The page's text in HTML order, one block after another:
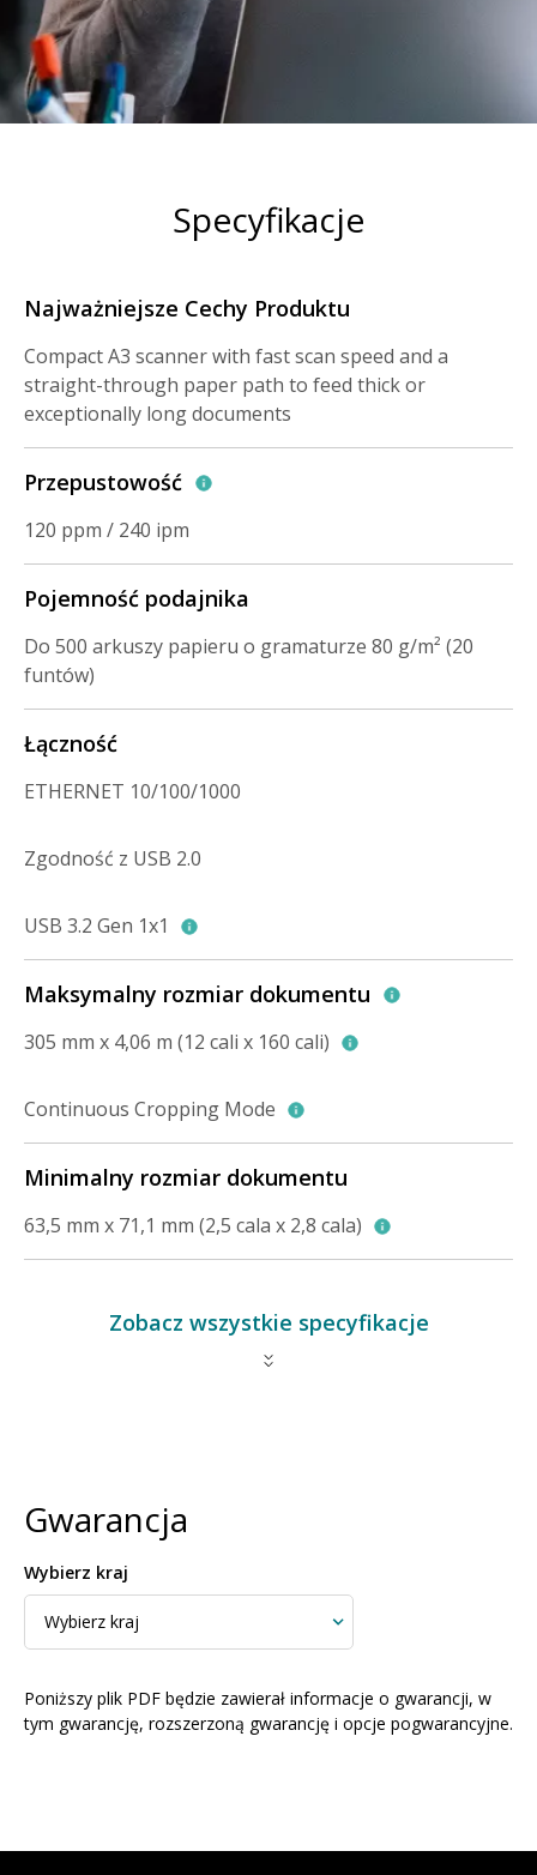
Specyfikacje
Najważniejsze Cechy Produktu
Compact A3 scanner with fast scan speed and a
straight-through paper path to feed thick or
exceptionally long documents
Przepustowość
120 ppm / 240 ipm
Pojemność podajnika
Do 500 arkuszy papieru o gramaturze 80 g/m² (20
funtów)
Łączność
ETHERNET 10/100/1000
Zgodność z USB 2.0
USB 3.2 Gen 1x1
Maksymalny rozmiar dokumentu
305 mm x 4,06 m (12 cali x 160 cali)
Continuous Cropping Mode
Minimalny rozmiar dokumentu
63,5 mm x 71,1 mm (2,5 cala x 2,8 cala)
Zobacz wszystkie specyfikacje
Gwarancja
Wybierz kraj
Poniższy plik PDF będzie zawierał informacje o gwarancji, w
tym gwarancję, rozszerzoną gwarancję i opcje pogwarancyjne.